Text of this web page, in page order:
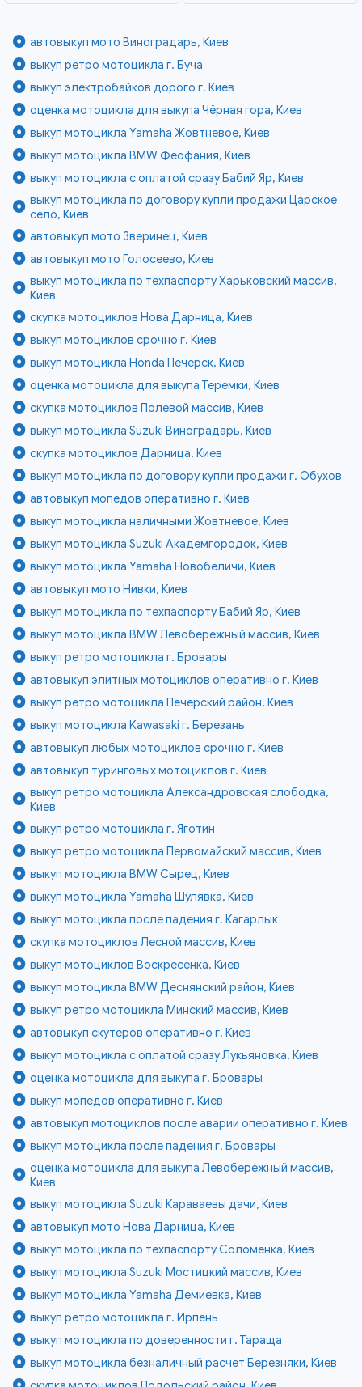
автовыкуп мото Виноградарь, Киев
выкуп ретро мотоцикла г. Буча
выкуп электробайков дорого г. Киев
оценка мотоцикла для выкупа Чёрная гора, Киев
выкуп мотоцикла Yamaha Жовтневое, Киев
выкуп мотоцикла BMW Феофания, Киев
выкуп мотоцикла с оплатой сразу Бабий Яр, Киев
выкуп мотоцикла по договору купли продажи Царское
село, Киев
автовыкуп мото Зверинец, Киев
автовыкуп мото Голосеево, Киев
выкуп мотоцикла по техпаспорту Харьковский массив,
Киев
скупка мотоциклов Нова Дарница, Киев
выкуп мотоциклов срочно г. Киев
выкуп мотоцикла Honda Печерск, Киев
оценка мотоцикла для выкупа Теремки, Киев
скупка мотоциклов Полевой массив, Киев
выкуп мотоцикла Suzuki Виноградарь, Киев
скупка мотоциклов Дарница, Киев
выкуп мотоцикла по договору купли продажи г. Обухов
автовыкуп мопедов оперативно г. Киев
выкуп мотоцикла наличными Жовтневое, Киев
выкуп мотоцикла Suzuki Академгородок, Киев
выкуп мотоцикла Yamaha Новобеличи, Киев
автовыкуп мото Нивки, Киев
выкуп мотоцикла по техпаспорту Бабий Яр, Киев
выкуп мотоцикла BMW Левобережный массив, Киев
выкуп ретро мотоцикла г. Бровары
автовыкуп элитных мотоциклов оперативно г. Киев
выкуп ретро мотоцикла Печерский район, Киев
выкуп мотоцикла Kawasaki г. Березань
автовыкуп любых мотоциклов срочно г. Киев
автовыкуп туринговых мотоциклов г. Киев
выкуп ретро мотоцикла Александровская слободка,
Киев
выкуп ретро мотоцикла г. Яготин
выкуп ретро мотоцикла Первомайский массив, Киев
выкуп мотоцикла BMW Сырец, Киев
выкуп мотоцикла Yamaha Шулявка, Киев
выкуп мотоцикла после падения г. Кагарлык
скупка мотоциклов Лесной массив, Киев
выкуп мотоциклов Воскресенка, Киев
выкуп мотоцикла BMW Деснянский район, Киев
выкуп ретро мотоцикла Минский массив, Киев
автовыкуп скутеров оперативно г. Киев
выкуп мотоцикла с оплатой сразу Лукьяновка, Киев
оценка мотоцикла для выкупа г. Бровары
выкуп мопедов оперативно г. Киев
автовыкуп мотоциклов после аварии оперативно г. Киев
выкуп мотоцикла после падения г. Бровары
оценка мотоцикла для выкупа Левобережный массив,
Киев
выкуп мотоцикла Suzuki Караваевы дачи, Киев
автовыкуп мото Нова Дарница, Киев
выкуп мотоцикла по техпаспорту Соломенка, Киев
выкуп мотоцикла Suzuki Мостицкий массив, Киев
выкуп мотоцикла Yamaha Демиевка, Киев
выкуп ретро мотоцикла г. Ирпень
выкуп мотоцикла по доверенности г. Тараща
выкуп мотоцикла безналичный расчет Березняки, Киев